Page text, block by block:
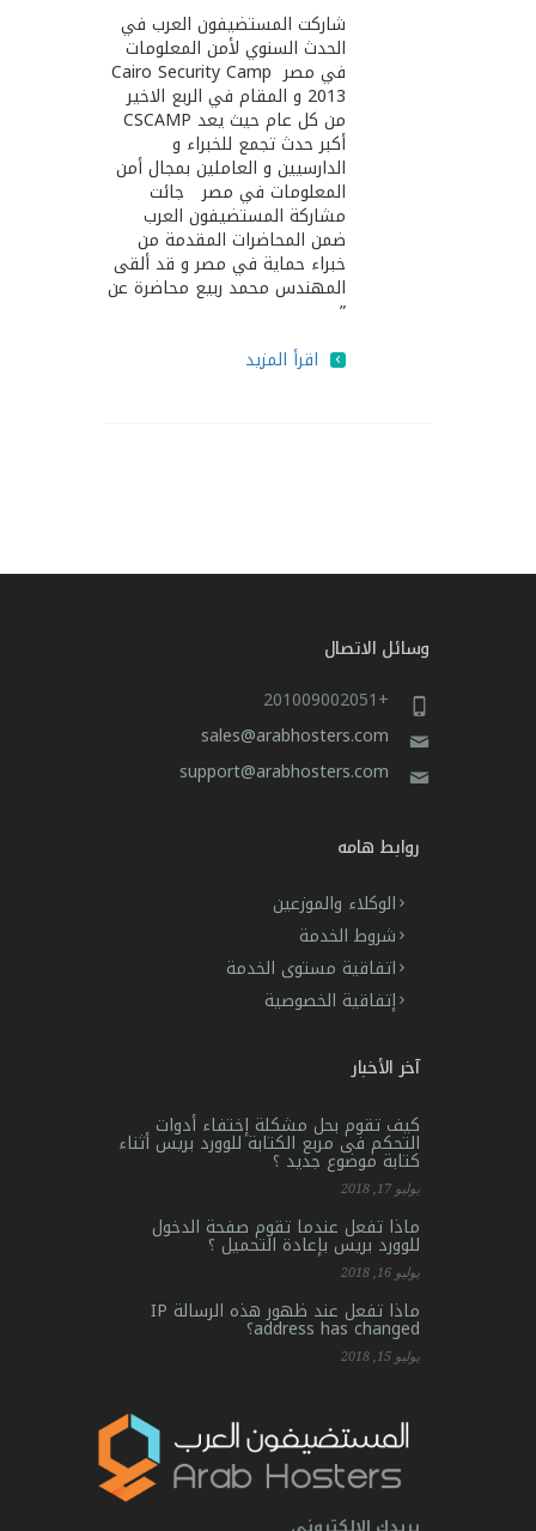
شاركت المستضيفون العرب في
الحدث السنوي لأمن المعلومات
في مصر Cairo Security Camp
2013 و المقام في الربع الاخير
من كل عام حيث يعد CSCAMP
أكبر حدث تجمع للخبراء و
الدارسيين و العاملين بمجال أمن
المعلومات في مصر جائت
مشاركة المستضيفون العرب
ضمن المحاضرات المقدمة من
خبراء حماية في مصر و قد ألقى
المهندس محمد ربيع محاضرة عن
”
اقرأ المزيد
وسائل الاتصال
+201009002051
sales@arabhosters.com
support@arabhosters.com
روابط هامه
الوكلاء والموزعين
شروط الخدمة
اتفاقية مستوى الخدمة
إتفاقية الخصوصية
آخر الأخبار
كيف تقوم بحل مشكلة إختفاء أدوات
التحكم فى مربع الكتابة للوورد بريس أثناء
كتابة موضوع جديد ؟
يوليو 17, 2018
ماذا تفعل عندما تقوم صفحة الدخول
للوورد بريس بإعادة التحميل ؟
يوليو 16, 2018
ماذا تفعل عند ظهور هذه الرسالة IP
address has changed؟
يوليو 15, 2018